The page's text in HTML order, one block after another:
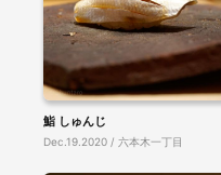
鮨 しゅんじ
Dec.19.2020 / 六本木一丁目